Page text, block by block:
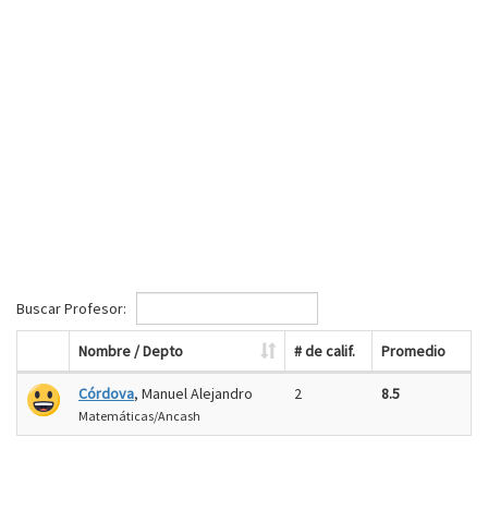
Buscar Profesor:
Nombre / Depto # de calif. Promedio
Córdova, Manuel Alejandro
Matemáticas/Ancash
2 8.5